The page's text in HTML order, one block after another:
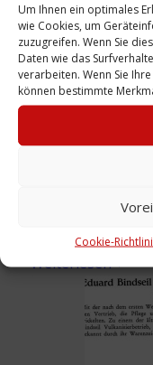
Um Ihnen ein optimales
wie Cookies, um
zuzugreifen. Wenn Sie
Daten wie das
verarbeiten. Wenn Sie
können bestimmte
Cookie-
Foto:
Weiterlesen